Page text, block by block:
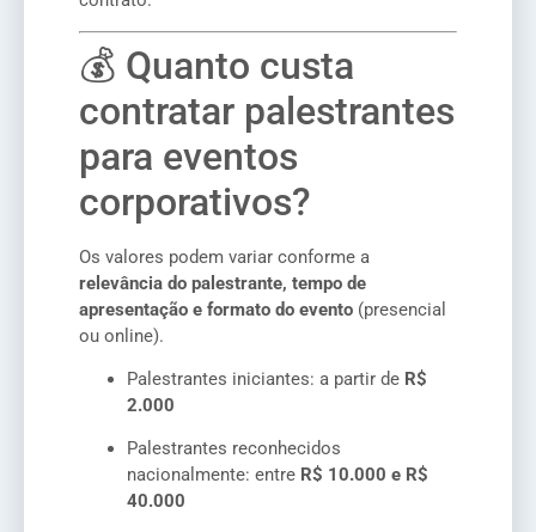
💰 Quanto custa
contratar palestrantes
para eventos
corporativos?
Os valores podem variar conforme a
relevância do palestrante, tempo de
apresentação e formato do evento (presencial
ou online).
Palestrantes iniciantes: a partir de R$
2.000
Palestrantes reconhecidos
nacionalmente: entre R$ 10.000 e R$
40.000